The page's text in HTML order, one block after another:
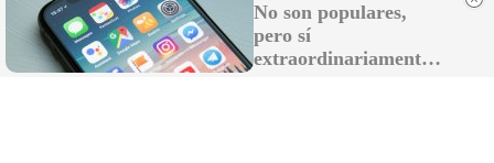
Sígue la actualidad en Telegram
Suscribirme al canal
No son populares,
pero sí
extraordinariamente